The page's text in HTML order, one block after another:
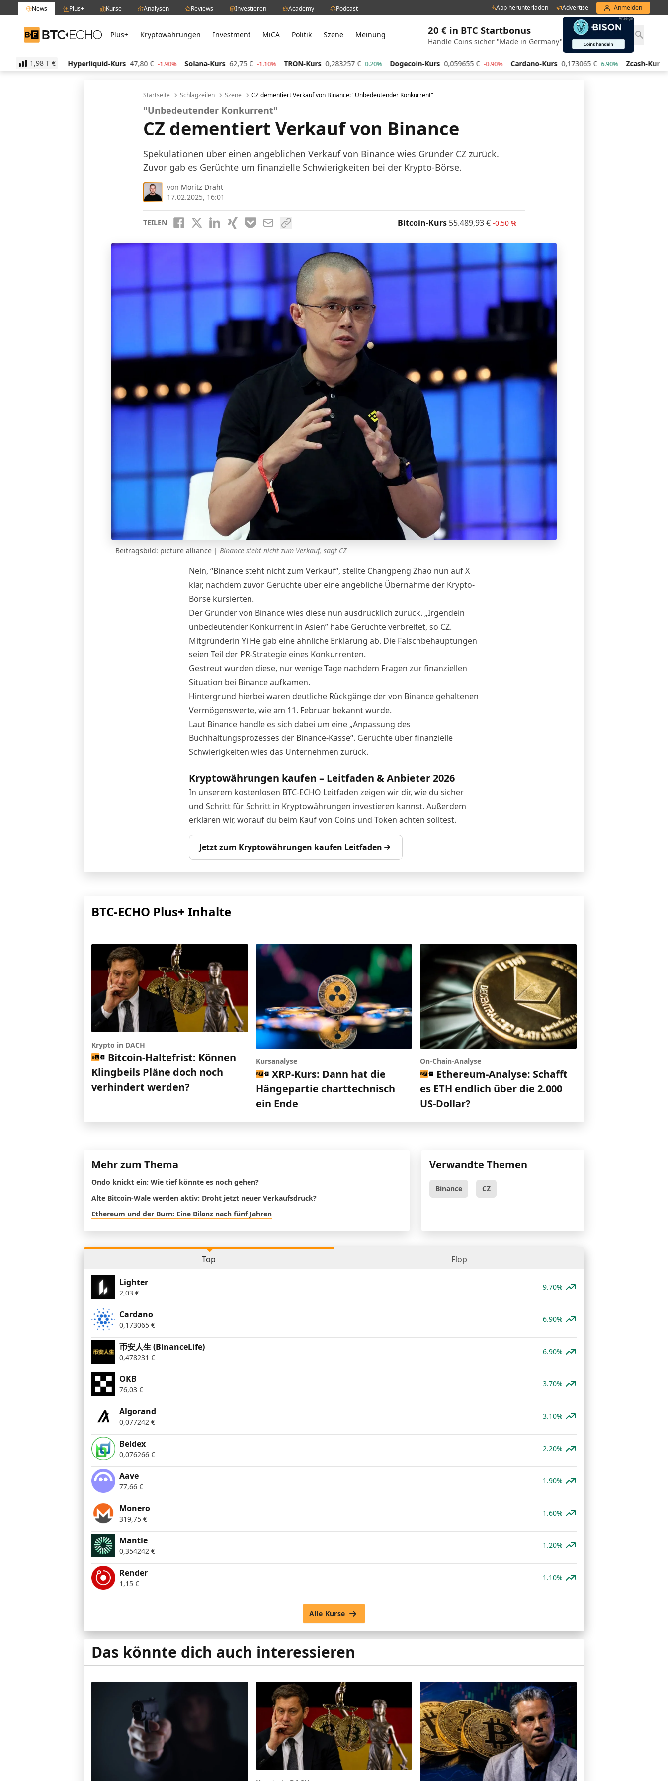
News Plus+ Kurse Analysen Reviews Investieren Academy Podcast App herunterladen Advertise Anmelden
BTC-ECHO Plus+ Kryptowährungen Investment MiCA Politik Szene Meinung 20 € in BTC Startbonus
Handle Coins sicher "Made in Germany"
1,98 T €
Hyperliquid-Kurs 47,80 € -1.90% Solana-Kurs 62,75 € -1.10% TRON-Kurs 0,283257 € 0.20% Dogecoin-Kurs 0,059655 € -0.90% Cardano-Kurs 0,173065 € 6.90% Zcash-Kurs 431,70 € -
Startseite Schlagzeilen Szene CZ dementiert Verkauf von Binance: "Unbedeutender Konkurrent"
"Unbedeutender Konkurrent"
CZ dementiert Verkauf von Binance
Spekulationen über einen angeblichen Verkauf von Binance wies Gründer CZ zurück.
Zuvor gab es Gerüchte um finanzielle Schwierigkeiten bei der Krypto-Börse.
von Moritz Draht
17.02.2025, 16:01
TEILEN Bitcoin-Kurs 55.489,93€ -0.50 %
Beitragsbild: picture alliance | Binance steht nicht zum Verkauf, sagt CZ
Nein, “Binance steht nicht zum Verkauf“, stellte Changpeng Zhao nun auf X
klar, nachdem zuvor Gerüchte über eine angebliche Übernahme der Krypto-
Börse kursierten.
Der Gründer von Binancewies diese nun ausdrücklich zurück. „Irgendein
unbedeutender Konkurrent in Asien” habe Gerüchte verbreitet, so CZ.
Mitgründerin Yi He gab eine ähnliche Erklärung ab. Die Falschbehauptungen
seien Teil der PR-Strategie eines Konkurrenten.
Gestreut wurden diese, nur wenige Tage nachdem Fragen zur finanziellen
Situation bei Binance aufkamen.
Hintergrund hierbei waren deutliche Rückgänge der von Binance gehaltenen
Vermögenswerte, wie am 11. Februar bekannt wurde.
Laut Binance handle es sich dabei um eine „Anpassung des
Buchhaltungsprozesses der Binance-Kasse“. Gerüchte über finanzielle
Schwierigkeiten wies das Unternehmen zurück.
Kryptowährungen kaufen – Leitfaden & Anbieter 2026
In unserem kostenlosen BTC-ECHO Leitfaden zeigen wir dir, wie du sicher
und Schritt für Schritt in Kryptowährungen investieren kannst. Außerdem
erklären wir, worauf du beim Kauf von Coins und Token achten solltest.
Jetzt zum Kryptowährungen kaufen Leitfaden
BTC-ECHO Plus+ Inhalte
Krypto in DACH
Bitcoin-Haltefrist: Können
Klingbeils Pläne doch noch
verhindert werden?
Kursanalyse
XRP-Kurs: Dann hat die
Hängepartie charttechnisch
ein Ende
On-Chain-Analyse
Ethereum-Analyse: Schafft
es ETH endlich über die 2.000
US-Dollar?
Mehr zum Thema
Ondo knickt ein: Wie tief könnte es noch gehen?
Alte Bitcoin-Wale werden aktiv: Droht jetzt neuer Verkaufsdruck?
Ethereum und der Burn: Eine Bilanz nach fünf Jahren
Verwandte Themen
Binance CZ
Top Flop
Lighter
2,03 €
9.70%
Cardano
0,173065 €
6.90%
币安人生 (BinanceLife)
0,478231 €
6.90%
OKB
76,03 €
3.70%
Algorand
0,077242 €
3.10%
Beldex
0,076266 €
2.20%
Aave
77,66 €
1.90%
Monero
319,75 €
1.60%
Mantle
0,354242 €
1.20%
Render
1,15 €
1.10%
Alle Kurse
Das könnte dich auch interessieren